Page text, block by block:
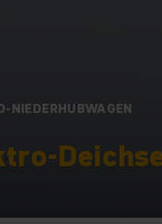
NIEDERHUBWAGEN